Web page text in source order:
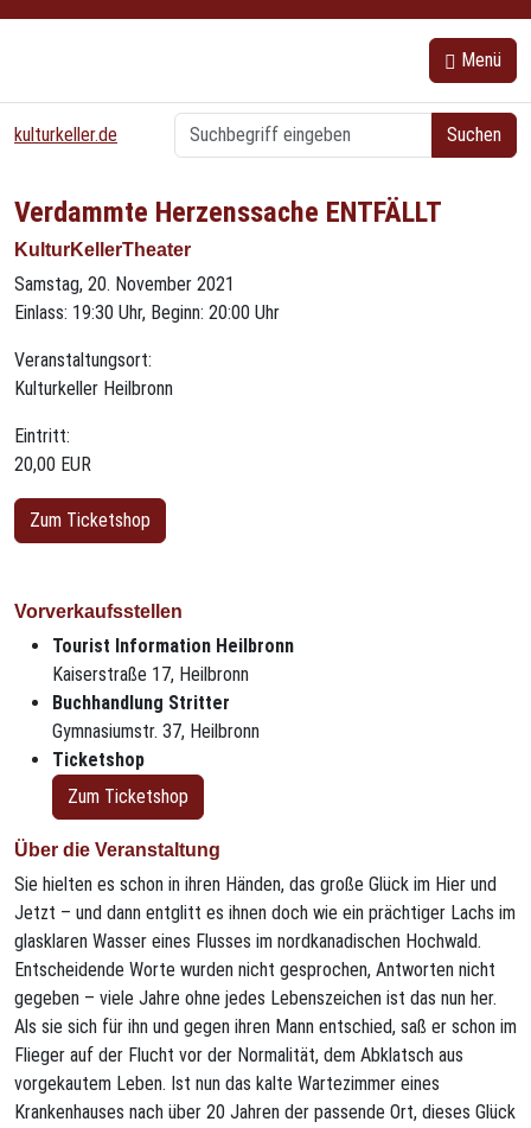
Menü
kulturkeller.de
Verdammte Herzenssache ENTFÄLLT
KulturKellerTheater
Samstag, 20. November 2021
Einlass: 19:30 Uhr, Beginn: 20:00 Uhr
Veranstaltungsort:
Kulturkeller Heilbronn
Eintritt:
20,00 EUR
Zum Ticketshop
Vorverkaufsstellen
Tourist Information Heilbronn
Kaiserstraße 17, Heilbronn
Buchhandlung Stritter
Gymnasiumstr. 37, Heilbronn
Ticketshop
Zum Ticketshop
Über die Veranstaltung
Sie hielten es schon in ihren Händen, das große Glück im Hier und
Jetzt – und dann entglitt es ihnen doch wie ein prächtiger Lachs im
glasklaren Wasser eines Flusses im nordkanadischen Hochwald.
Entscheidende Worte wurden nicht gesprochen, Antworten nicht
gegeben – viele Jahre ohne jedes Lebenszeichen ist das nun her.
Als sie sich für ihn und gegen ihren Mann entschied, saß er schon im
Flieger auf der Flucht vor der Normalität, dem Abklatsch aus
vorgekautem Leben. Ist nun das kalte Wartezimmer eines
Krankenhauses nach über 20 Jahren der passende Ort, dieses Glück